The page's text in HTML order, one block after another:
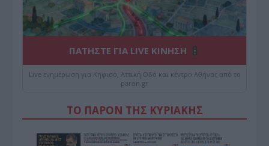
ΠΑΤΗΣΤΕ ΓΙΑ LIVE ΚΙΝΗΣΗ
Live ενημέρωση για Κηφισό, Αττική Οδό και κέντρο Αθήνας από το
paron.gr
ΤΟ ΠΑΡΟΝ ΤΗΣ ΚΥΡΙΑΚΗΣ